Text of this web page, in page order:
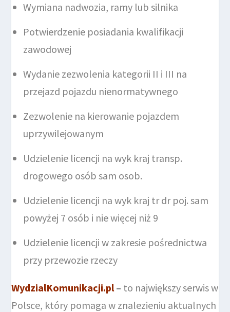
Wymiana nadwozia, ramy lub silnika
Potwierdzenie posiadania kwalifikacji
zawodowej
Wydanie zezwolenia kategorii II i III na
przejazd pojazdu nienormatywnego
Zezwolenie na kierowanie pojazdem
uprzywilejowanym
Udzielenie licencji na wyk kraj transp.
drogowego osób sam osob.
Udzielenie licencji na wyk kraj tr dr poj. sam
powyżej 7 osób i nie więcej niż 9
Udzielenie licencji w zakresie pośrednictwa
przy przewozie rzeczy
WydzialKomunikacji.pl– to największy serwis w
Polsce, który pomaga w znalezieniu aktualnych